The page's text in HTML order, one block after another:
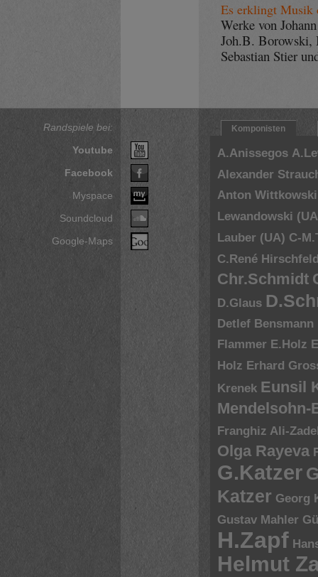
Es erklingt Musik
Werke von
Joh.B. Borowski,
Sebastian Stier
Randspiele bei:
Youtube
Facebook
Myspace
Soundcloud
Google-Maps
Komponisten
A.Anissegos
Alexander
Anton
Lewandowski
Lauber (UA) C-
C.René
Chr.Schmidt
D.Glaus
Detlef Bensmann
Flammer E.Holz
Holz Erhard
Krenek Eunsil
Mendelsohn-
Franghiz Ali-
Olga Rayeva
G.Katzer
Katzer Georg
Gustav Mahler
H.Zapf
Helmut